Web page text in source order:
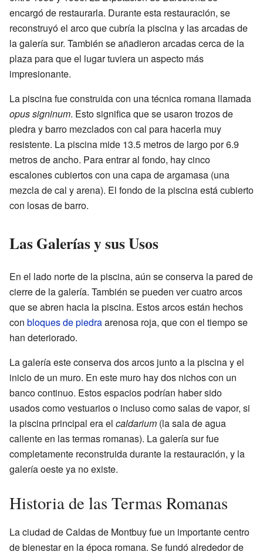
encargó de restaurarla. Durante esta restauración, se
reconstruyó el arco que cubría la piscina y las arcadas de
la galería sur. También se añadieron arcadas cerca de la
plaza para que el lugar tuviera un aspecto más
impresionante.
La piscina fue construida con una técnica romana llamada
opus signinum. Esto significa que se usaron trozos de
piedra y barro mezclados con cal para hacerla muy
resistente. La piscina mide 13.5 metros de largo por 6.9
metros de ancho. Para entrar al fondo, hay cinco
escalones cubiertos con una capa de argamasa (una
mezcla de cal y arena). El fondo de la piscina está cubierto
con losas de barro.
Las Galerías y sus Usos
En el lado norte de la piscina, aún se conserva la pared de
cierre de la galería. También se pueden ver cuatro arcos
que se abren hacia la piscina. Estos arcos están hechos
con bloques de piedraarenosa roja, que con el tiempo se
han deteriorado.
La galería este conserva dos arcos junto a la piscina y el
inicio de un muro. En este muro hay dos nichos con un
banco continuo. Estos espacios podrían haber sido
usados como vestuarios o incluso como salas de vapor, si
la piscina principal era el caldarium (la sala de agua
caliente en las termas romanas). La galería sur fue
completamente reconstruida durante la restauración, y la
galería oeste ya no existe.
Historia de las Termas Romanas
La ciudad de Caldas de Montbuy fue un importante centro
de bienestar en la época romana. Se fundó alrededor de